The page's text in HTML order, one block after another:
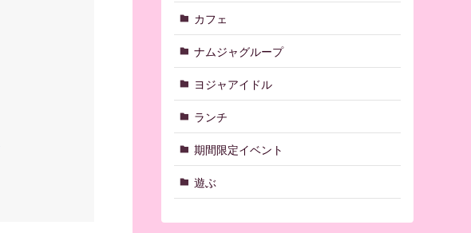
カフェ
ナムジャグループ
ヨジャアイドル
ランチ
期間限定イベント
遊ぶ